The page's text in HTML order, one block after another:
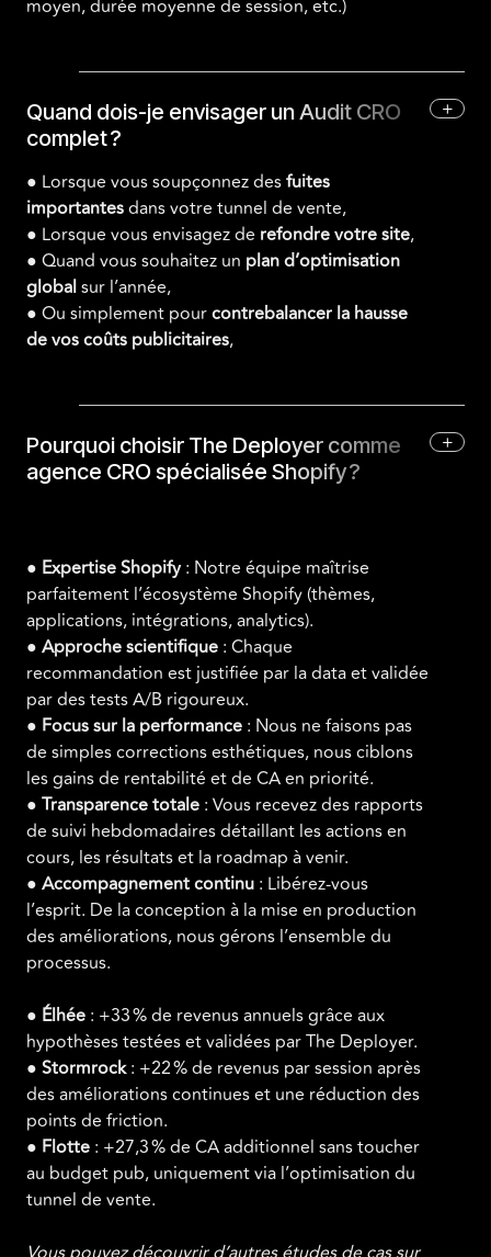
moyen, durée moyenne de session, etc.)
Quand dois-je envisager un Audit CRO
complet ?
● Lorsque vous soupçonnez desfuites
importantesdans votre tunnel de vente,
● Lorsque vous envisagez de refondre votre site,
● Quand vous souhaitez un plan d’optimisation
globalsur l’année,
● Ou simplement pourcontrebalancer la hausse
de vos coûts publicitaires,
+
Pourquoi choisir The Deployer comme
agence CRO spécialisée Shopify ?
● Expertise Shopify: Notre équipe maîtrise
parfaitement l’écosystème Shopify (thèmes,
applications, intégrations, analytics).
● Approche scientifique : Chaque
recommandation est justifiée par la data et validée
par des tests A/B rigoureux.
● Focus sur la performance : Nous ne faisons pas
de simples corrections esthétiques, nous ciblons
les gains de rentabilité et de CA en priorité.
● Transparence totale : Vous recevez des rapports
de suivi hebdomadaires détaillant les actions en
cours, les résultats et la roadmap à venir.
● Accompagnement continu : Libérez-vous
l’esprit. De la conception à la mise en production
des améliorations, nous gérons l’ensemble du
processus.
● Élhée : +33 % de revenus annuels grâce aux
hypothèses testées et validées par The Deployer.
● Stormrock: +22 % de revenus par session après
des améliorations continues et une réduction des
points de friction.
● Flotte : +27,3 % de CA additionnel sans toucher
au budget pub, uniquement via l’optimisation du
tunnel de vente.
+